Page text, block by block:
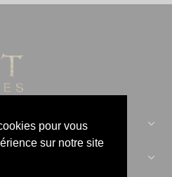
pour vous
sur notre site